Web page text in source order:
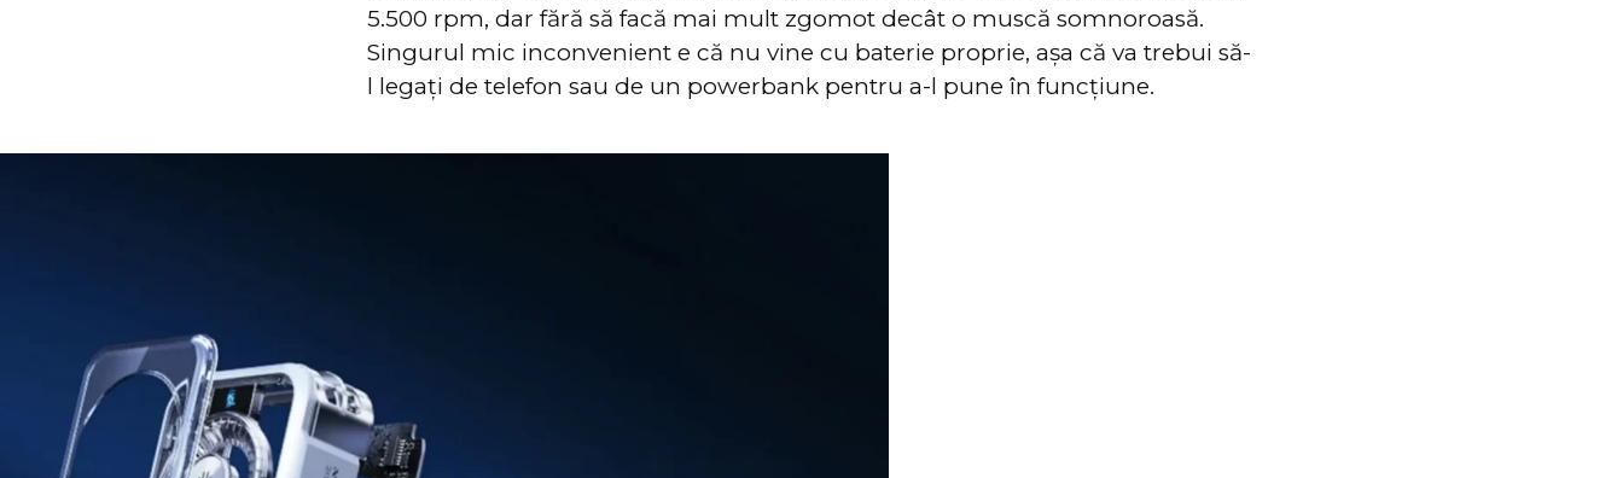
5.500 rpm, dar fără să facă mai mult zgomot decât o muscă somnoroasă.
Singurul mic inconvenient e că nu vine cu baterie proprie, așa că va trebui să-
l legați de telefon sau de un powerbank pentru a-l pune în funcțiune.